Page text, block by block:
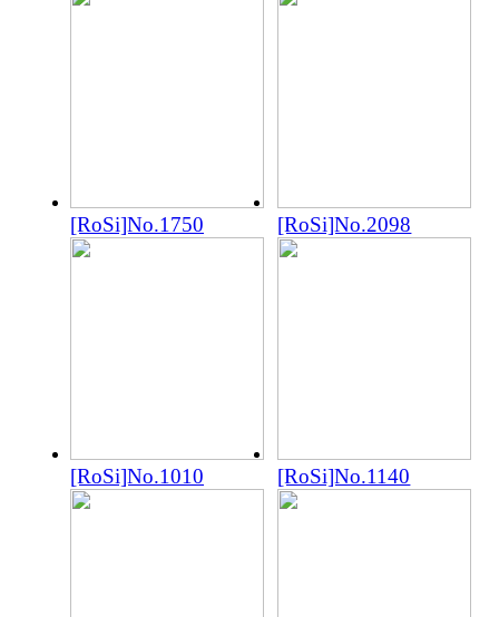
[RoSi]No.1750 [RoSi]No.2098
[RoSi]No.1010 [RoSi]No.1140